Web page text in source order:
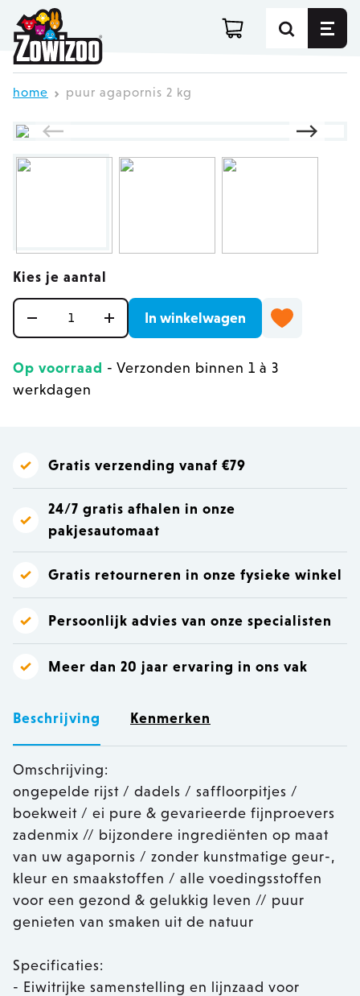
Ga direct door naar de inhoud
home puur agapornis 2 kg
Kies je aantal
In winkelwagen
Op voorraad - Verzonden binnen 1 à 3
werkdagen
Gratis verzending vanaf €79
24/7 gratis afhalen in onze
pakjesautomaat
Gratis retourneren in onze fysieke winkel
Persoonlijk advies van onze specialisten
Meer dan 20 jaar ervaring in ons vak
Beschrijving Kenmerken
Omschrijving:
ongepelde rijst / dadels / saffloorpitjes /
boekweit / ei pure & gevarieerde fijnproevers
zadenmix // bijzondere ingrediënten op maat
van uw agapornis / zonder kunstmatige geur-,
kleur en smaakstoffen / alle voedingsstoffen
voor een gezond & gelukkig leven // puur
genieten van smaken uit de natuur
Specificaties:
- Eiwitrijke samenstelling en lijnzaad voor